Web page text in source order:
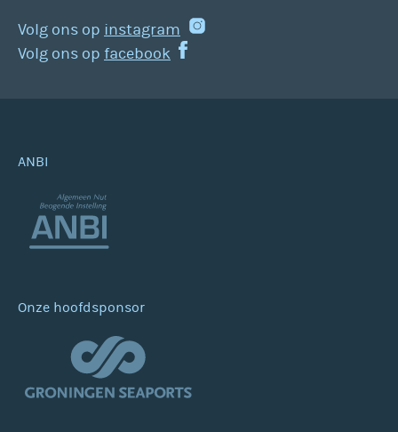
Volg ons op instagram
Volg ons op facebook
ANBI
Onze hoofdsponsor